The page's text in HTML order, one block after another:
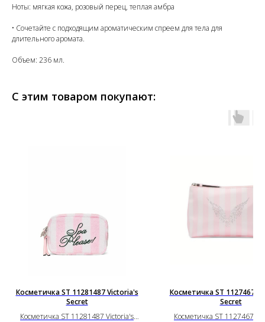
Ноты: мягкая кожа, розовый перец, теплая амбра
• Сочетайте с подходящим ароматическим спреем для тела для
длительного аромата.
Объем: 236 мл.
С этим товаром покупают:
Косметичка ST 11281487 Victoria's
Secret
Косметичка ST 11281487 Victoria's
Косметичка ST 11274675
Secret
Косметичка ST 11274675